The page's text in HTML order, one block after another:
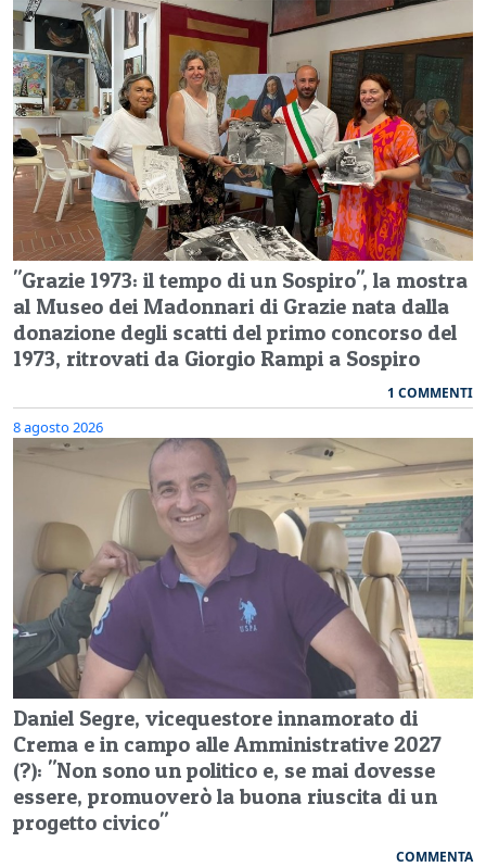
"Grazie 1973: il tempo di un Sospiro", la mostra
al Museo dei Madonnari di Grazie nata dalla
donazione degli scatti del primo concorso del
1973, ritrovati da Giorgio Rampi a Sospiro
1 COMMENTI
8 agosto 2026
Daniel Segre, vicequestore innamorato di
Crema e in campo alle Amministrative 2027
(?): "Non sono un politico e, se mai dovesse
essere, promuoverò la buona riuscita di un
progetto civico"
COMMENTA